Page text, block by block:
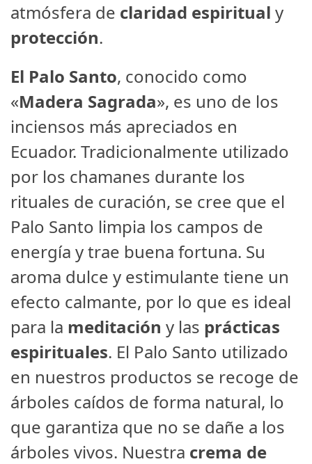
atmósfera de claridad espiritual y
protección.
El Palo Santo, conocido como
«Madera Sagrada», es uno de los
inciensos más apreciados en
Ecuador. Tradicionalmente utilizado
por los chamanes durante los
rituales de curación, se cree que el
Palo Santo limpia los campos de
energía y trae buena fortuna. Su
aroma dulce y estimulante tiene un
efecto calmante, por lo que es ideal
para la meditación y las prácticas
espirituales. El Palo Santo utilizado
en nuestros productos se recoge de
árboles caídos de forma natural, lo
que garantiza que no se dañe a los
árboles vivos. Nuestra crema de